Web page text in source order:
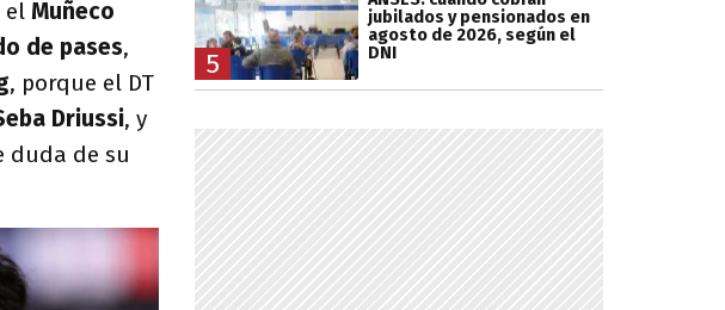
el Muñeco
de pases,
, porque el DT
Driussi, y
duda de su
5
jubilados y pensionados en
agosto de 2026, según el
DNI